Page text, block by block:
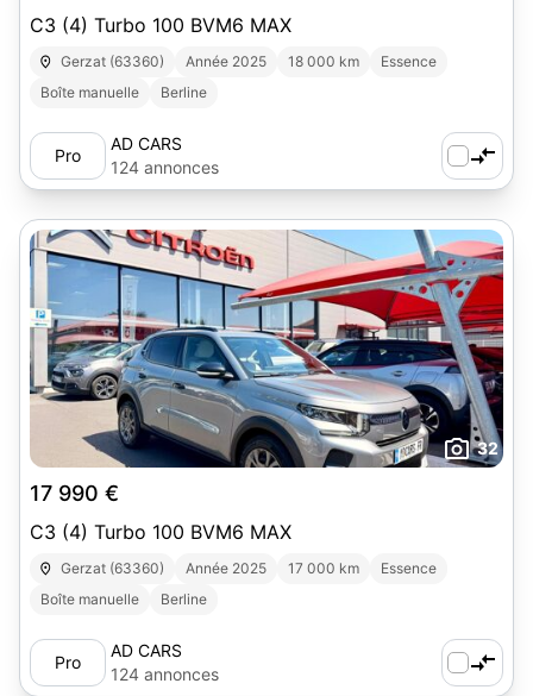
C3 (4) Turbo 100 BVM6 MAX
Gerzat (63360) Année 2025 18 000 km
Essence
Boîte manuelle
Berline
Pro
AD CARS
124 annonces
32
17 990 €
C3 (4) Turbo 100 BVM6 MAX
Gerzat (63360) Année 2025 17 000 km
Essence
Boîte manuelle
Berline
Pro
AD CARS
124 annonces